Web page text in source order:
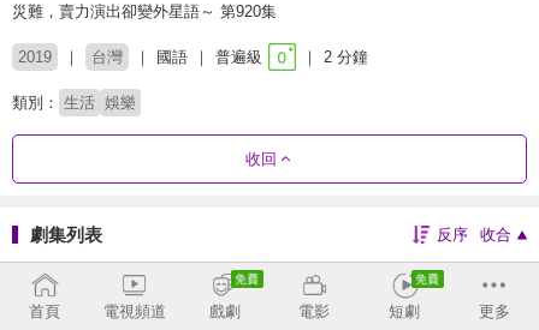
災難，賣力演出卻變外星語～ 第920集
2019 台灣 國語 普遍級 2 分鐘
類別： 生活 娛樂
收回
劇集列表 反序 收合
604 - 625 565 - 603 519 - 564 469 - 517
410 - 468 367 - 409 319 - 366 273 - 318
首頁 電視頻道 戲劇 電影 短劇 更多